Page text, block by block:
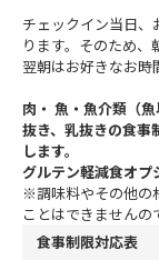
チェックイン当日
ります。そのため、
翌朝はお好きなお時
肉・ 魚・魚介類（
抜き、乳抜きの食事
します。
グルテン軽減食オプ
※調味料やその他の
ことはできませんの
食事制限対応表